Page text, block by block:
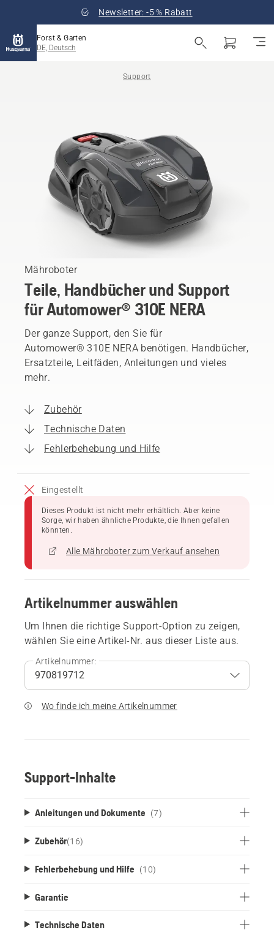
Newsletter: -5 % Rabatt
Forst & Garten
DE, Deutsch
Support
Mähroboter
Teile, Handbücher und Support
für Automower® 310E NERA
Der ganze Support, den Sie für
Automower® 310E NERA benötigen. Handbücher,
Ersatzteile, Leitfäden, Anleitungen und vieles
mehr.
Zubehör
Technische Daten
Fehlerbehebung und Hilfe
Eingestellt
Dieses Produkt ist nicht mehr erhältlich. Aber keine
Sorge, wir haben ähnliche Produkte, die Ihnen gefallen
könnten.
Alle Mähroboter zum Verkauf ansehen
Artikelnummer auswählen
Um Ihnen die richtige Support-Option zu zeigen,
wählen Sie eine Artikel-Nr. aus dieser Liste aus.
Artikelnummer:
Wo finde ich meine Artikelnummer
Support-Inhalte
Anleitungen und Dokumente (7)
Zubehör(16)
Fehlerbehebung und Hilfe (10)
Garantie
Technische Daten